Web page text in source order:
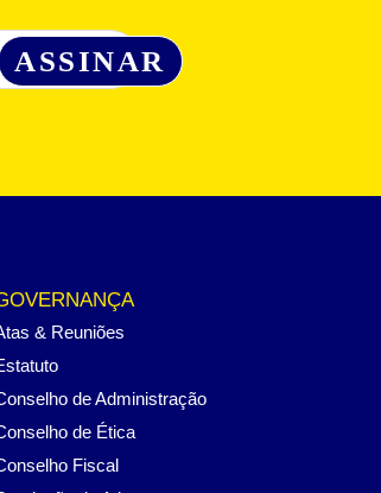
& Reuniões
de Administração
de Ética
Fiscal